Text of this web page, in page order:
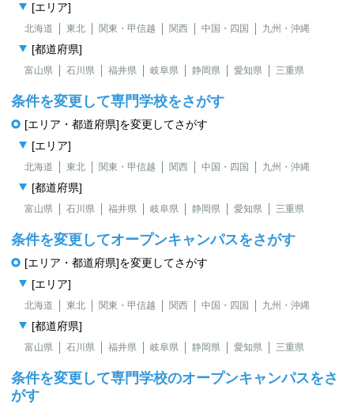
[エリア]
北海道 東北 関東・甲信越 関西 中国・四国 九州・沖縄
[都道府県]
富山県 石川県 福井県 岐阜県 静岡県 愛知県 三重県
条件を変更して専門学校をさがす
[エリア・都道府県]を変更してさがす
[エリア]
北海道 東北 関東・甲信越 関西 中国・四国 九州・沖縄
[都道府県]
富山県 石川県 福井県 岐阜県 静岡県 愛知県 三重県
条件を変更してオープンキャンパスをさがす
[エリア・都道府県]を変更してさがす
[エリア]
北海道 東北 関東・甲信越 関西 中国・四国 九州・沖縄
[都道府県]
富山県 石川県 福井県 岐阜県 静岡県 愛知県 三重県
条件を変更して専門学校のオープンキャンパスをさ
がす